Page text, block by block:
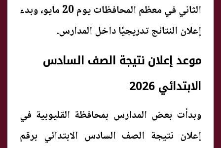
الثاني في معظم المحافظات يوم 20 مايو، وبدء
إعلان النتائج تدريجيًا داخل المدارس.
موعد إعلان نتيجة الصف السادس
الابتدائي 2026
وبدأت بعض المدارس بمحافظة القليوبية في
إعلان نتيجة الصف السادس الابتدائي برقم